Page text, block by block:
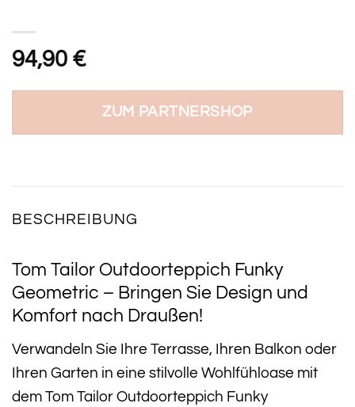
94,90 €
ZUM PARTNERSHOP
BESCHREIBUNG
Tom Tailor Outdoorteppich Funky
Geometric – Bringen Sie Design und
Komfort nach Draußen!
Verwandeln Sie Ihre Terrasse, Ihren Balkon oder
Ihren Garten in eine stilvolle Wohlfühloase mit
dem Tom Tailor Outdoorteppich Funky